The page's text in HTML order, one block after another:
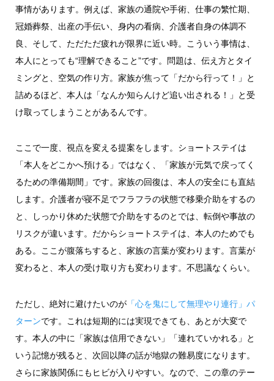
事情があります。例えば、家族の通院や手術、仕事の繁忙期、
冠婚葬祭、出産の手伝い、身内の看病、介護者自身の体調不
良、そして、ただただ疲れが限界に近い時。こういう事情は、
本人にとっても“理解できること”です。問題は、伝え方とタイ
ミングと、空気の作り方。家族が焦って「だから行って！」と
詰めるほど、本人は「なんか知らんけど追い出される！」と受
け取ってしまうことがあるんです。
ここで一度、視点を変える提案をします。ショートステイは
「本人をどこかへ預ける」ではなく、「家族が元気で戻ってく
るための準備期間」です。家族の回復は、本人の安全にも直結
します。介護者が寝不足でフラフラの状態で移乗介助をするの
と、しっかり休めた状態で介助をするのとでは、転倒や事故の
リスクが違います。だからショートステイは、本人のためでも
ある。ここが腹落ちすると、家族の言葉が変わります。言葉が
変わると、本人の受け取り方も変わります。不思議なくらい。
ただし、絶対に避けたいのが「心を鬼にして無理やり連行」パ
ターンです。これは短期的には実現できても、あとが大変で
す。本人の中に「家族は信用できない」「連れていかれる」と
いう記憶が残ると、次回以降の話が地獄の難易度になります。
さらに家族関係にもヒビが入りやすい。なので、この章のテー